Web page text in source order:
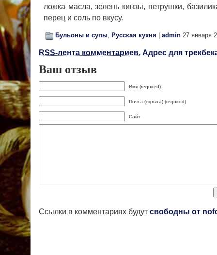
ложка масла, зелень кинзы, петрушки,
перец и соль по вкусу.
Бульоны и супы, Русская кухня admin 27 января
RSS-лента комментариев. Адрес для
Ваш отзыв
Имя (required)
Почта (скрыта) (required)
Сайт
Ссылки в комментариях будут свободны от